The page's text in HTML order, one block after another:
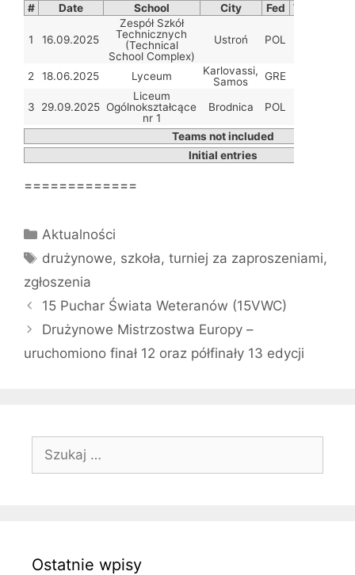
# Date School City Fed Team
1 16.09.2025
Zespół Szkół
Technicznych
(Technical
School Complex)
Ustroń POL
2 18.06.2025 Lyceum
Karlovassi,
Samos
GRE
3
29.09.2025
Liceum
Ogólnokształcące
nr 1
Brodnica POL
Teams not included
Initial entries
=============
Kategorie
Aktualności
Tagi
drużynowe, szkoła,turniej za zaproszeniami,
zgłoszenia
15 Puchar Świata Weteranów (15VWC)
Drużynowe Mistrzostwa Europy –
uruchomiono finał 12 oraz półfinały 13 edycji
Ostatnie wpisy